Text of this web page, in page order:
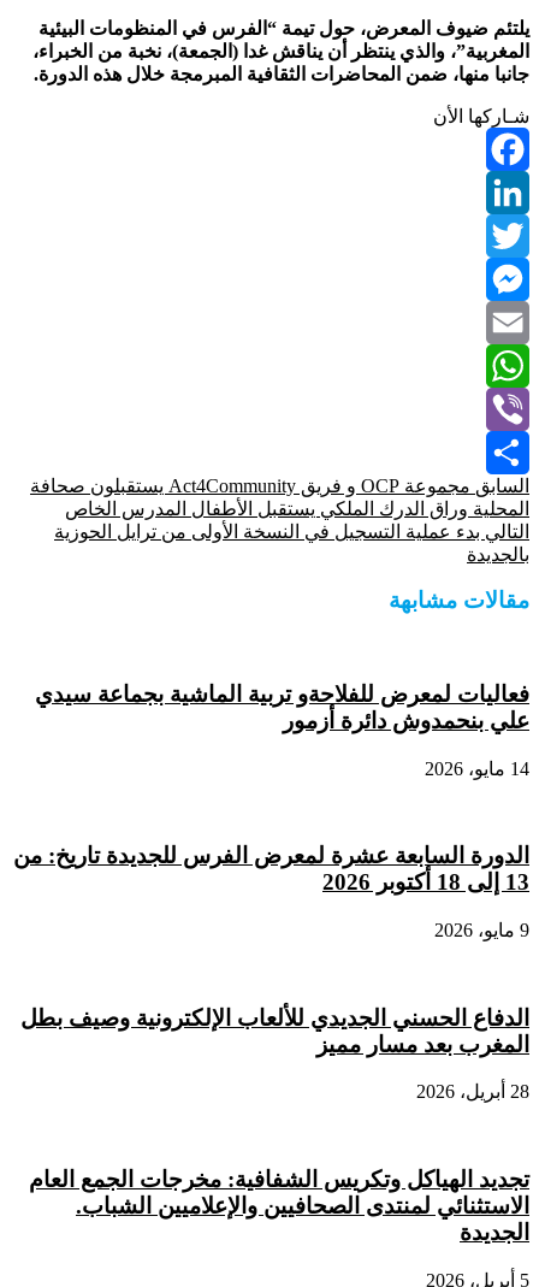
يلتئم ضيوف المعرض، حول تيمة “الفرس في المنظومات البيئية
المغربية”، والذي ينتظر أن يناقش غدا (الجمعة)، نخبة من الخبراء،
جانبا منها، ضمن المحاضرات الثقافية المبرمجة خلال هذه الدورة.
شـاركها الأن
Facebook
LinkedIn
Twitter
Messenger
Email
WhatsApp
Viber
Share
السابق
مجموعة OCP و فريق Act4Community يستقبلون صحافة
المحلية وراق الدرك الملكي يستقبل الأطفال المدرس الخاص
التالي بدء عملية التسجيل في النسخة الأولى من ترايل الحوزية
بالجديدة
مقالات مشابهة
فعاليات لمعرض للفلاحةو تربية الماشية بجماعة سيدي
علي بنحمدوش دائرة أزمور
14 مايو، 2026
الدورة السابعة عشرة لمعرض الفرس للجديدة تاريخ: من
13 إلى 18 أكتوبر 2026
9 مايو، 2026
الدفاع الحسني الجديدي للألعاب الإلكترونية وصيف بطل
المغرب بعد مسار مميز
28 أبريل، 2026
تجديد الهياكل وتكريس الشفافية: مخرجات الجمع العام
الاستثنائي لمنتدى الصحافيين والإعلاميين الشباب.
الجديدة
5 أبريل، 2026